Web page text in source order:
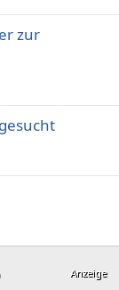
zur
Link